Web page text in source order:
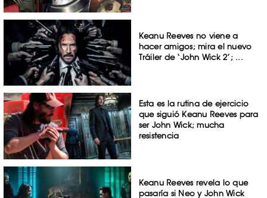
Keanu Reeves no viene a
hacer amigos; mira el nuevo
Tráiler de ‘John Wick 2’; ...
Esta es la rutina de ejercicio
que siguió Keanu Reeves para
ser John Wick; mucha
resistencia
Keanu Reeves revela lo que
pasaría si Neo y John Wick